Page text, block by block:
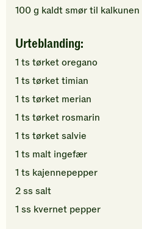
100g kaldtsmørtil kalkunen
Urteblanding:
1 ts tørket oregano
1 ts tørket timian
1 ts tørket merian
1 ts tørket rosmarin
1 ts tørket salvie
1 ts malt ingefær
1 ts kajennepepper
2ss salt
1 ss kvernet pepper